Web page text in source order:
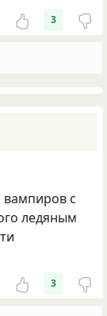
3
вампиров с
ледяным
3